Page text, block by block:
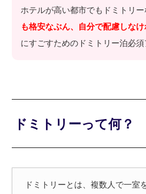
ホテルが高い都市でもドミトリー
も格安なぶん、自分で配慮しな
にすごすためのドミトリー泊必須
ドミトリーって何？
ドミトリーとは、複数人で一室